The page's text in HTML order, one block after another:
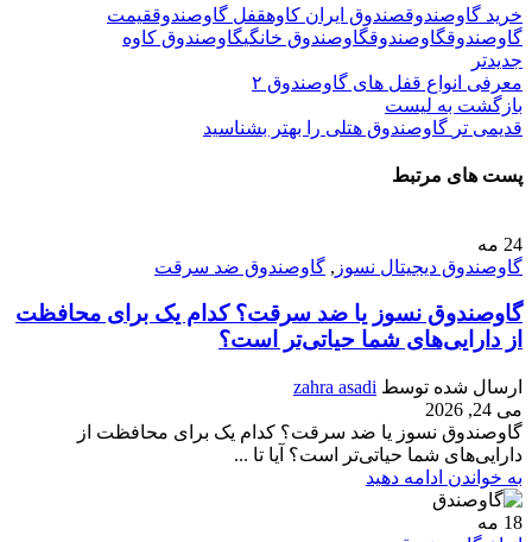
خرید گاوصندوقصندوق ایران کاوهقفل گاوصندوققیمت
گاوصندوقگاوصندوقگاوصندوق خانگیگاوصندوق کاوه
جدیدتر
معرفی انواع قفل های گاوصندوق ۲
بازگشت به لیست
قدیمی تر گاوصندوق هتلی را بهتر بشناسید
پست های مرتبط
24 مه
گاوصندوق دیجیتال نسوز , گاوصندوق ضد سرقت
گاوصندوق نسوز یا ضد سرقت؟ کدام یک برای محافظت
از دارایی‌های شما حیاتی‌تر است؟
ارسال شده توسط zahra asadi
می 24, 2026
گاوصندوق نسوز یا ضد سرقت؟ کدام یک برای محافظت از
دارایی‌های شما حیاتی‌تر است؟ آیا تا ...
به خواندن ادامه دهید
18 مه